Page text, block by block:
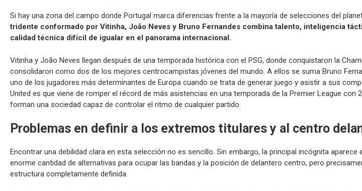
Si hay una zona del campo donde Portugal marca diferencias frente a la mayoría de selecciones del
tridente conformado por Vitinha, João Neves y Bruno Fernandes combina talento, inteligencia
calidad técnica difícil de igualar en el panorama internacional.
Vitinha y João Neves llegan después de una temporada histórica con el PSG, donde conquistaron la
consolidaron como dos de los mejores centrocampistas jóvenes del mundo. A ellos se suma Bruno
uno de los jugadores más determinantes de Europa cuando se trata de generar juego y asistir a sus
United es que viene de romper el récord de más asistencias en una temporada de la Premier League con
forman una sociedad capaz de controlar el ritmo de cualquier partido.
Problemas en definir a los extremos titulares y al centro
Encontrar una debilidad clara en esta selección no es sencillo. Sin embargo, la principal incógnita
enorme cantidad de alternativas para ocupar las bandas y la posición de delantero centro, pero
estructura completamente definida.